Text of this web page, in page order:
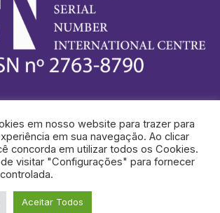
SE® É UMA MARCA REGISTRADA.
TOPO DA PÁGINA
em nosso website para trazer para
em sua navegação. Ao clicar
concorda em utilizar todos os Cookies.
visitar "Configurações" para fornecer
Aceitar Todos